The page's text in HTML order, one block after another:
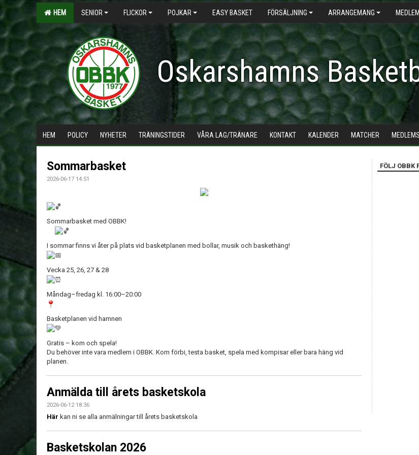
HEM SENIOR FLICKOR POJKAR EASY BASKET FÖRSÄLJNING ARRANGEMANG
Oskarshamns
HEM POLICY NYHETER TRÄNINGSTIDER VÅRA LAG/TRÄNARE KONTAKT KALENDER MATCHER
Sommarbasket
2026-06-17 14:51
Sommarbasket med OBBK!
I sommar finns vi åter på plats vid basketplanen med bollar, musik och baskethäng!
Vecka 25, 26, 27 & 28
Måndag–fredag kl. 16:00–20:00
Basketplanen vid hamnen
Gratis – kom och spela!
Du behöver inte vara medlem i OBBK. Kom förbi, testa basket, spela med kompisar eller bara häng vid
planen.
Anmälda till årets basketskola
2026-06-12 18:36
Här kan ni se alla anmälningar till årets basketskola
Basketskolan 2026
FÖLJ OBBK